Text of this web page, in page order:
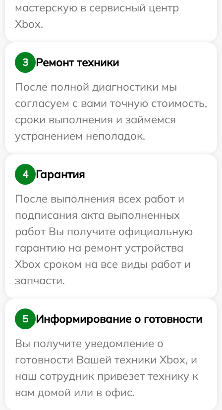
мастерскую в сервисный центр
Xbox.
3
Ремонт техники
После полной диагностики мы
согласуем с вами точную стоимость,
сроки выполнения и займемся
устранением неполадок.
4
Гарантия
После выполнения всех работ и
подписания акта выполненных
работ Вы получите официальную
гарантию на ремонт устройства
Xbox сроком на все виды работ и
запчасти.
5
Информирование о готовности
Вы получите уведомление о
готовности Вашей техники Xbox, и
наш сотрудник привезет технику к
вам домой или в офис.